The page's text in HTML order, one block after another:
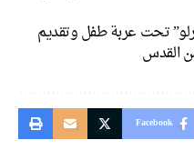
تحت عربة طفل وتقديم
Facebook